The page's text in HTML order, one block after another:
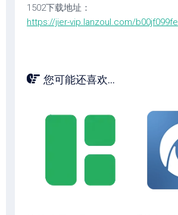
1502下载地址：
https://jier-vip.lanzoul.com/b00jf099fe
您可能还喜欢...